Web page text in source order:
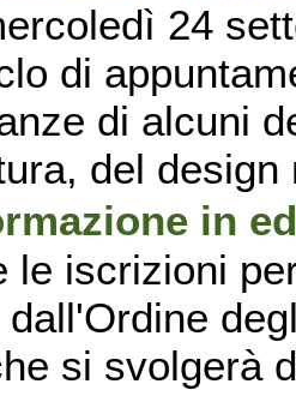
24
di
di alcuni
del
in
le iscrizioni
si svolgerà